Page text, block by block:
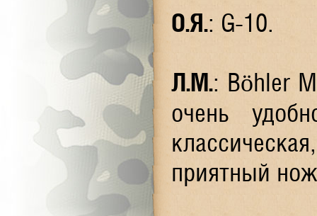
О.Я.: G-10.
Л.М.: Böhler
очень
приятный